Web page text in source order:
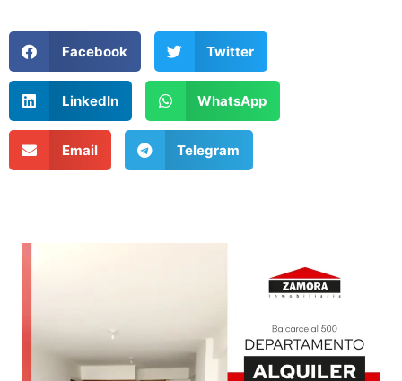
Facebook Twitter
LinkedIn WhatsApp
Email Telegram